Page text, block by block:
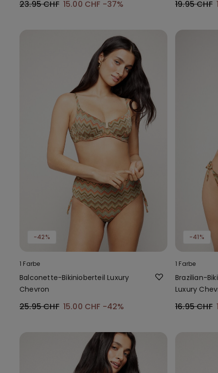
23.95 CHF 15.00 CHF -37% 19.95 CHF
-42%
1 Farbe
Balconette-Bikinioberteil Luxury
Chevron
25.95 CHF 15.00 CHF -42%
-41%
1 Farbe
Brazilian-
Luxury
16.95 CHF